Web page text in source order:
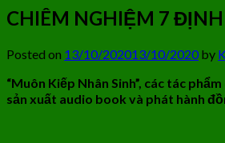
CHIÊM NGHIỆM 7
Posted on 13/10/202013/10/2020by
“Muôn Kiếp Nhân Sinh”, các tác
sản xuất audio book và phát hành